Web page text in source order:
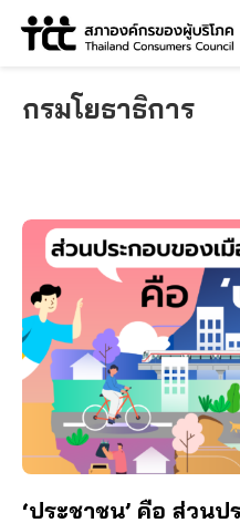
Skip
กรมโยธาธิการ
‘ประชาชน’ คือ ส่วนป